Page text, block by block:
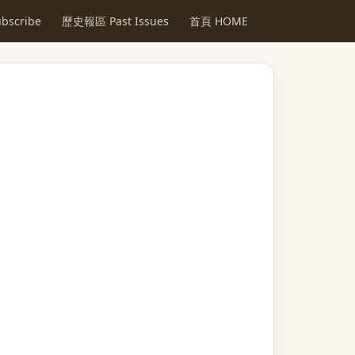
歷史報區 Past Issues 首頁 HOME